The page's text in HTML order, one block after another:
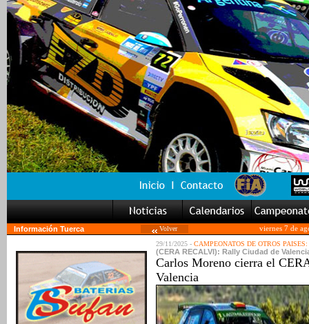
Información Tuerca Volver
viernes 7 de
29/11/2025 - CAMPEONATOS DE OTROS PAISES:
(CERA RECALVI): Rally Ciudad de
Carlos Moreno cierra el
Valencia